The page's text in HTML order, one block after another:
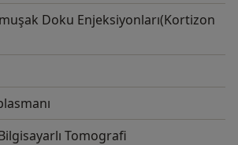
Doku Enjeksiyonları(Kortizon
Tomografi